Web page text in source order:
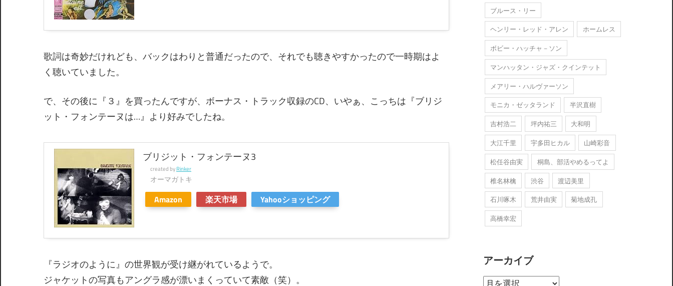
歌詞は奇妙だけれども、バックはわりと普通だったので、それでも聴きやすかったので一時期はよ
く聴いていました。
で、その後に『３』を買ったんですが、ボーナス・トラック収録のCD、いやぁ、こっちは『ブリジ
ット・フォンテーヌは…』より好みでしたね。
ブリジット・フォンテーヌ3
created byRinker
オーマガトキ
Amazon 楽天市場 Yahooショッピング
『ラジオのように』の世界観が受け継がれているようで。
ジャケットの写真もアングラ感が漂いまくっていて素敵（笑）。
ブルース・リー
ヘンリー・レッド・アレン
ホームレス
ボビー・ハッチャ－ソン
マンハッタン・ジャズ・クインテット
メアリー・ハルヴァーソン
モニカ・ゼッタランド
半沢直樹
吉村浩二
坪内祐三
大和明
大江千里
宇多田ヒカル
山崎彩音
松任谷由実
桐島、部活やめるってよ
椎名林檎
渋谷
渡辺美里
石川啄木
荒井由実
菊地成孔
高橋幸宏
アーカイブ
ア